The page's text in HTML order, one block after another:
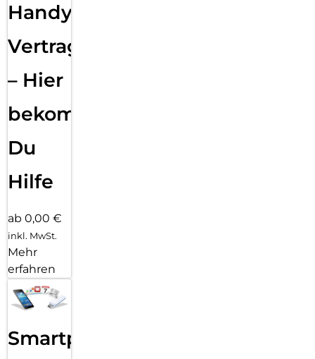
Handy
Vertragsabwicklung
– Hier
bekommst
Du
Hilfe
ab 0,00 €
inkl. MwSt.
Mehr
erfahren
Smartphone